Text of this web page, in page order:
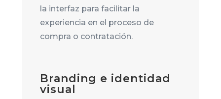
la interfaz para facilitar la
experiencia en el proceso de
compra o contratación.
Branding e identidad
visual